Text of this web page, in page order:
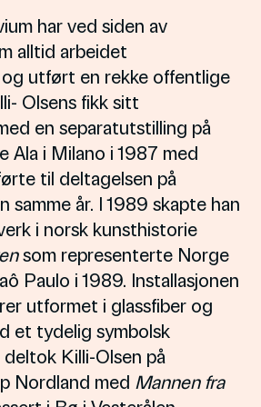
har ved siden av
alltid arbeidet
utført en rekke offentlige
Olsens fikk sitt
en separatutstilling på
Ala i Milano i 1987 med
til deltagelsen på
samme år. I 1989 skapte han
i norsk kunsthistorie
som representerte Norge
Paulo i 1989. Installasjonen
utformet i glassfiber og
et tydelig symbolsk
Killi-Olsen på
Nordland med Mannen fra